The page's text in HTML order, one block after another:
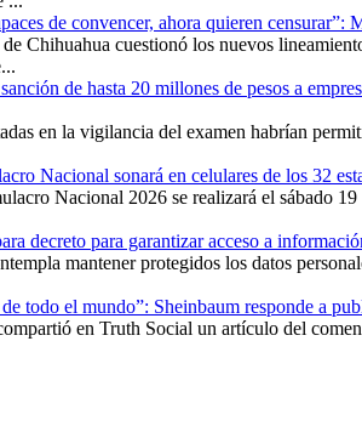
de convencer, ahora quieren censurar”:
Chihuahua cuestionó los nuevos
de hasta 20 millones de pesos a
en la vigilancia del examen habrían
Nacional sonará en celulares de los 32
Nacional 2026 se realizará el sábado
decreto para garantizar acceso a
mantener protegidos los datos
todo el mundo”: Sheinbaum responde a
en Truth Social un artículo del